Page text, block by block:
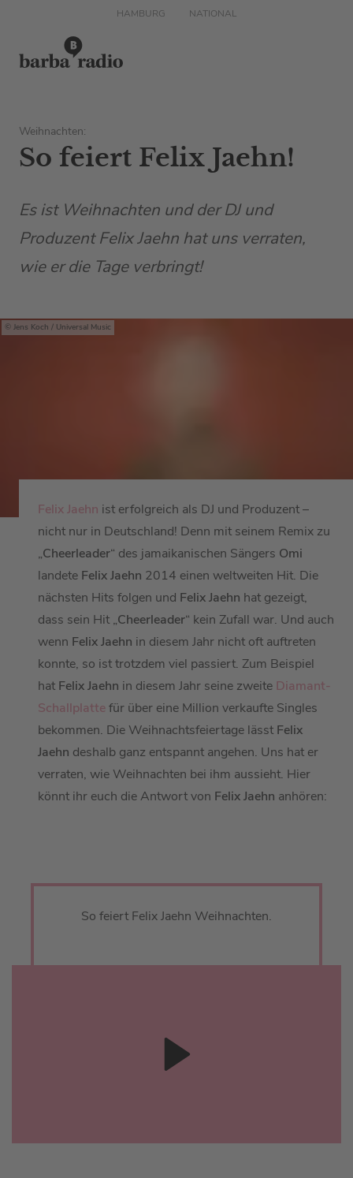
HAMBURG NATIONAL
Weihnachten:
So feiert Felix Jaehn!
Es ist Weihnachten und der DJ und
Produzent Felix Jaehn hat uns verraten,
wie er die Tage verbringt!
Jens Koch / Universal Music
Felix Jaehn ist erfolgreich als DJ und Produzent –
nicht nur in Deutschland! Denn mit seinem Remix zu
„Cheerleader“ des jamaikanischen Sängers Omi
landete Felix Jaehn 2014 einen weltweiten Hit. Die
nächsten Hits folgen und Felix Jaehn hat gezeigt,
dass sein Hit „Cheerleader“ kein Zufall war. Und auch
wenn Felix Jaehn in diesem Jahr nicht oft auftreten
konnte, so ist trotzdem viel passiert. Zum Beispiel
hat Felix Jaehn in diesem Jahr seine zweite Diamant-
Schallplattefür über eine Million verkaufte Singles
bekommen. Die Weihnachtsfeiertage lässt Felix
Jaehn deshalb ganz entspannt angehen. Uns hat er
verraten, wie Weihnachten bei ihm aussieht. Hier
könnt ihr euch die Antwort von Felix Jaehn anhören:
So feiert Felix Jaehn Weihnachten.